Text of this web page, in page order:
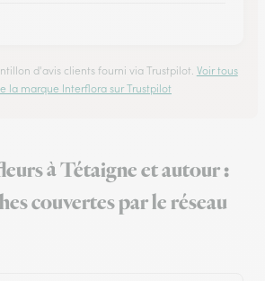
d'avis clients fourni via Trustpilot. Voir tous
la marque Interflora sur Trustpilot
à Tétaigne et autour :
couvertes par le réseau